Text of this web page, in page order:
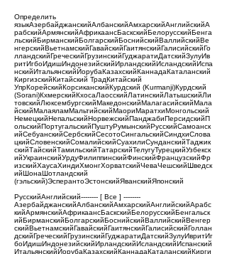
Определить
языкАзербайджанскийАлбанскийАмхарскийАнглийскийА
рабскийАрмянскийАфрикаансБаскскийБелорусскийБенга
льскийБирманскийБолгарскийБоснийскийВаллийскийВе
нгерскийВьетнамскийГавайскийГаитянскийГалисийскийГо
лландскийГреческийГрузинскийГуджаратиДатскийЗулуИв
ритИгбоИдишИндонезийскийИрландскийИсландскийИспа
нскийИтальянскийЙорубаКазахскийКаннадаКаталанский
КиргизскийКитайский ТрадКитайский
УпрКорейскийКорсиканскийКурдский (Kurmanji)Курдский
(Sorani)КхмерскийКхосаЛаосскийЛатинскийЛатышскийЛи
товскийЛюксембургскийМакедонскийМалагасийскийМала
йскийМалаяламМальтийскийМаориМаратхиМонгольский
НемецкийНепальскийНорвежскийПанджабиПерсидскийП
ольскийПортугальскийПуштуРумынскийРусскийСамоанск
ийСебуанскийСербскийСесотоСингальскийСиндхиСлова
цкийСловенскийСомалийскийСуахилиСунданскийТаджик
скийТайскийТамильскийТатарскийТелугуТурецкийУзбекск
ийУкраинскийУрдуФилиппинскийФинскийФранцузскийФр
изскийХаусаХиндиХмонгХорватскийЧеваЧешскийШведск
ийШонаШотландский
(гэльский)ЭсперантоЭстонскийЯванскийЯпонский
РусскийАнглийский-------- [ Все ] --------
АзербайджанскийАлбанскийАмхарскийАнглийскийАрабс
кийАрмянскийАфрикаансБаскскийБелорусскийБенгальск
ийБирманскийБолгарскийБоснийскийВаллийскийВенгер
скийВьетнамскийГавайскийГаитянскийГалисийскийГоллан
дскийГреческийГрузинскийГуджаратиДатскийЗулуИвритИг
боИдишИндонезийскийИрландскийИсландскийИспанский
ИтальянскийЙорубаКазахскийКаннадаКаталанскийКирги